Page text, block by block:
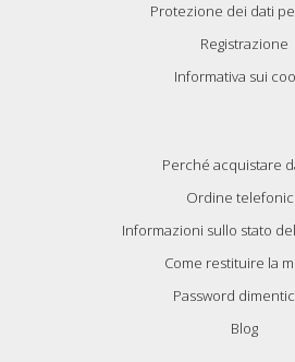
Protezione dei dati
Registrazione
Informativa sui
Perché acquistare
Ordine
Informazioni sullo stato
Come restituire la
Password
Blog